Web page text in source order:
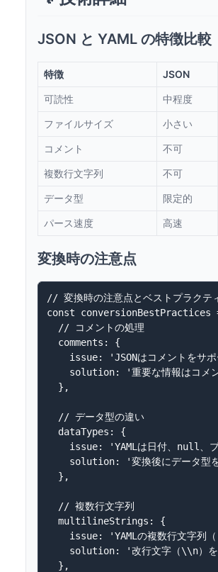
JSON と YAML の特徴比較
特徴 JSON
可読性 中程度
ファイルサイズ 小さい
コメント 不可
複数行文字列 不可
データ型 限定的
パース速度 高速
変換時の注意点
// 変換時の注意点とベストプラクテ
const conversionBestPractices
  // コメントの処理
  comments: {
issue: 'JSONはコメントをサ
solution: '重要な情報はコメ
  },
  // データ型の違い
  dataTypes: {
issue: 'YAMLは日付、null、
solution: '変換後にデータ型
  },
  // 複数行文字列
  multilineStrings: {
issue: 'YAMLの複数行文字列
solution: '改行文字（\\n）を
  },